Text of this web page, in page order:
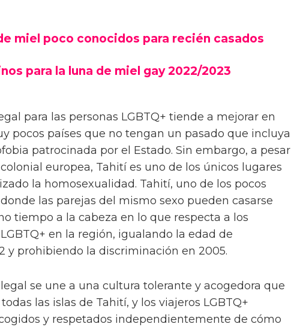
miel poco conocidos para recién casados
para la luna de miel gay 2022/2023
para las personas LGBTQ+ tiende a mejorar en
pocos países que no tengan un pasado que incluya
patrocinada por el Estado. Sin embargo, a pesar
europea, Tahití es uno de los únicos lugares
la homosexualidad. Tahití, uno de los pocos
las parejas del mismo sexo pueden casarse
tiempo a la cabeza en lo que respecta a los
en la región, igualando la edad de
y prohibiendo la discriminación en 2005.
se une a una cultura tolerante y acogedora que
las islas de Tahití, y los viajeros LGBTQ+
y respetados independientemente de cómo